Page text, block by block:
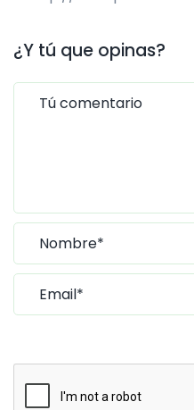
¿Y tú que opinas?